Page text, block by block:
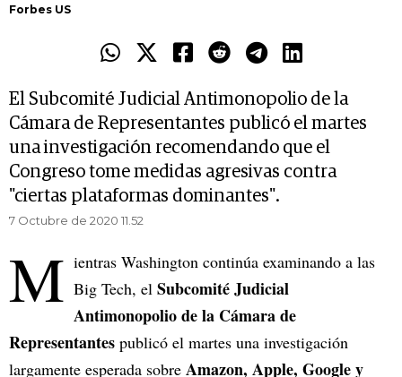
Forbes US
El Subcomité Judicial Antimonopolio de la
Cámara de Representantes publicó el martes
una investigación recomendando que el
Congreso tome medidas agresivas contra
"ciertas plataformas dominantes".
7 Octubre de 2020 11.52
M ientras Washington continúa examinando a las
Big Tech, el Subcomité Judicial
Antimonopolio de la Cámara de
Representantes publicó el martes una investigación
largamente esperada sobre Amazon, Apple, Google y